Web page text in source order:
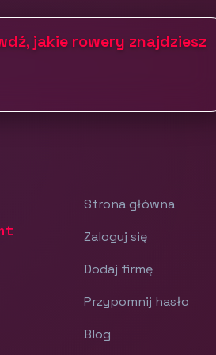
jakie rowery znajdziesz
Strona główna
Zaloguj się
Dodaj firmę
Przypomnij hasło
Blog